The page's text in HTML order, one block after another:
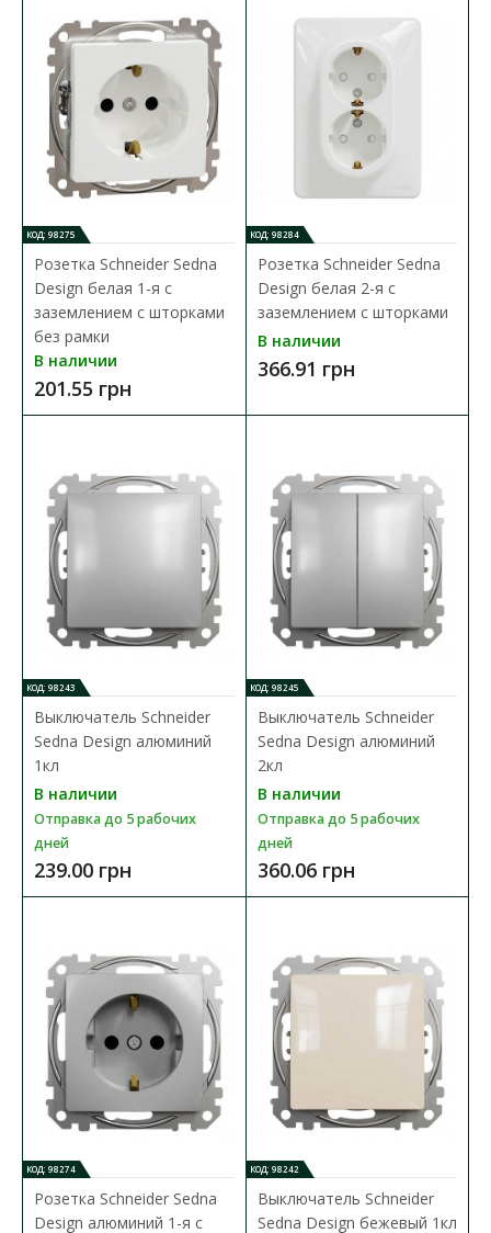
Доступность: В наличии
Выключатель Schneider Electric Sedna Design —это механизм с
суппортом черного цвета. Выключатель одн..
360.06 грн
В сравнения
В закладки
Розетка Schneider Sedna Design черная 1-я с
заземлением с шторками без рамки
Доступность:
Розетка Schneider Electric Sedna Design & Elements – это
268.33 грн
В КОРЗИНУ
В сравнения
В закладки
КОД: 98275
Розетка Schneider Sedna
Design белая 1-я с
заземлением с шторками
без рамки
В наличии
201.55 грн
КОД: 98284
Розетка Schneider Sedna
Design белая 2-я с
заземлением с шторками
В наличии
366.91 грн
КОД: 98243
Выключатель Schneider
Sedna Design алюминий
1кл
В наличии
Отправка до 5 рабочих
дней
239.00 грн
КОД: 98245
Выключатель Schneider
Sedna Design алюминий
2кл
В наличии
Отправка до 5 рабочих
дней
360.06 грн
КОД: 98274
Розетка Schneider Sedna
Design алюминий 1-я с
КОД: 98242
Выключатель Schneider
Sedna Design бежевый 1кл